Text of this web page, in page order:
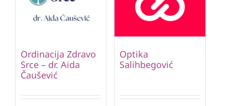
Ordinacija Zdravo
Srce – dr. Aida
Čaušević
Optika
Salihbegović